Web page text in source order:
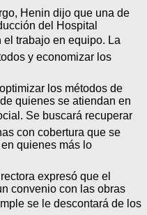
Henin dijo que una de
del Hospital
trabajo en equipo. La
y economizar los
los métodos de
quienes se atiendan en
Se buscará recuperar
con cobertura que se
quienes más lo
expresó que el
convenio con las obras
se le descontará de los